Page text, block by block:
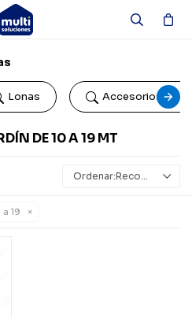
Lonas Accesorios de
DE 10 A 19 MT
Recomendados
a 19